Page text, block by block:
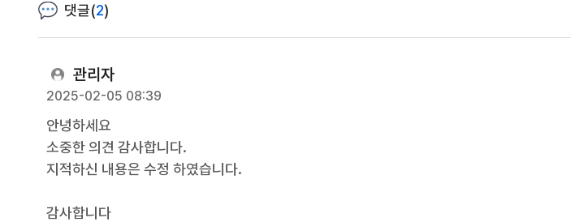
댓글(2)
관리자
2025-02-05 08:39
안녕하세요
소중한 의견 감사합니다.
지적하신 내용은 수정 하였습니다.
감사합니다